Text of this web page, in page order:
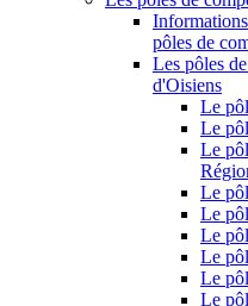
pôles de
Les pôles
d'Oisiens
Le
Le
Le
Le
Le
Le
Le
Le
Le